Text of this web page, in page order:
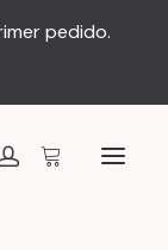
pedido.